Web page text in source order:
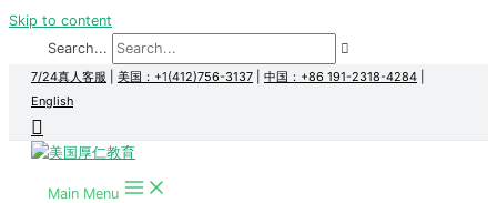
Skip to content
Search...
7/24真人客服 美国：+1(412)756-3137 中国：+86 191-2318-4284
English
Main Menu